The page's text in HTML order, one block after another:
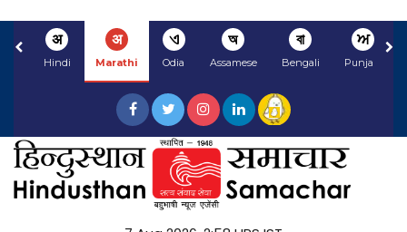
अ
Hindi
अ
Marathi
ଏ
Odia
অ
Assamese
বা
Bengali
ਅ
Punjabi